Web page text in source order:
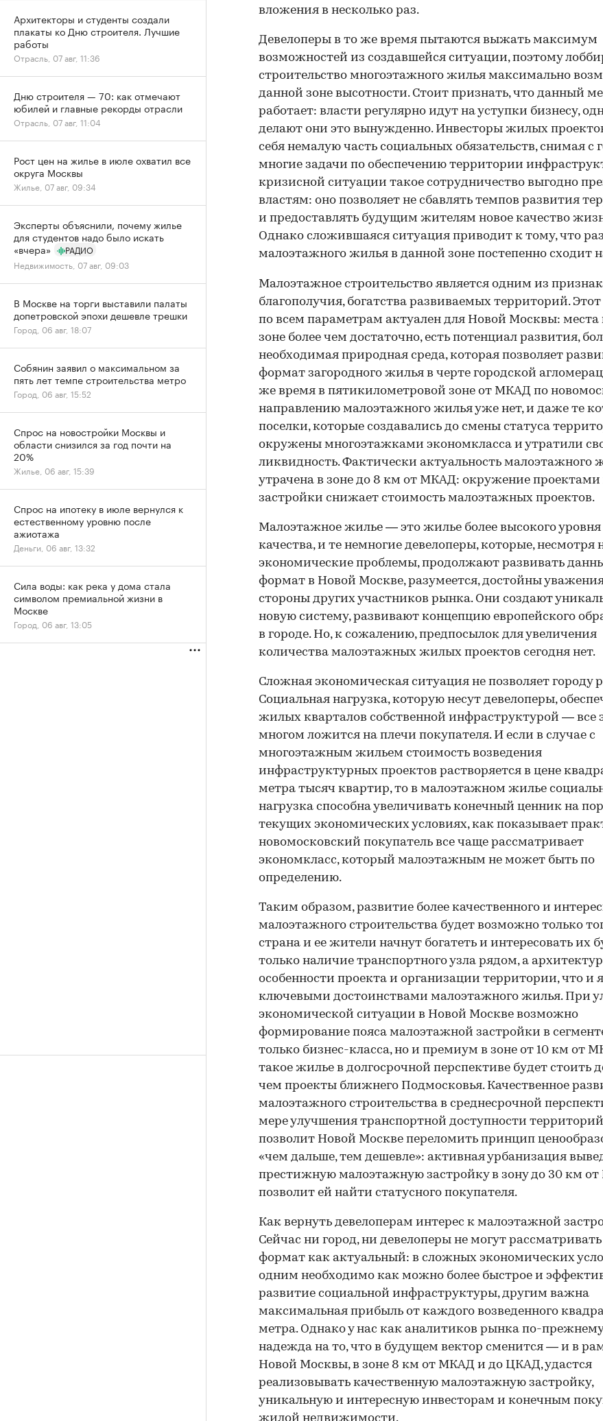
вложения в несколько раз.
Девелоперы в то же время пытаются выжать максимум
возможностей из создавшейся ситуации, поэтому
строительство многоэтажного жилья максимально
данной зоне высотности. Стоит признать, что данный
работает: власти регулярно идут на уступки бизнесу,
делают они это вынужденно. Инвесторы жилых
себя немалую часть социальных обязательств, снимая с
многие задачи по обеспечению территории
кризисной ситуации такое сотрудничество выгодно
властям: оно позволяет не сбавлять темпов развития
и предоставлять будущим жителям новое качество
Однако сложившаяся ситуация приводит к тому, что
малоэтажного жилья в данной зоне постепенно сходит
Малоэтажное строительство является одним из
благополучия, богатства развиваемых территорий.
по всем параметрам актуален для Новой Москвы: места
зоне более чем достаточно, есть потенциал развития,
необходимая природная среда, которая позволяет
формат загородного жилья в черте городской
же время в пятикилометровой зоне от МКАД по
направлению малоэтажного жилья уже нет, и даже те
поселки, которые создавались до смены статуса
окружены многоэтажками экономкласса и утратили
ликвидность. Фактически актуальность малоэтажного
утрачена в зоне до 8 км от МКАД: окружение
застройки снижает стоимость малоэтажных проектов.
Малоэтажное жилье — это жилье более высокого уровня
качества, и те немногие девелоперы, которые, несмотря
экономические проблемы, продолжают развивать
формат в Новой Москве, разумеется, достойны
стороны других участников рынка. Они создают
новую систему, развивают концепцию европейского
в городе. Но, к сожалению, предпосылок для увеличения
количества малоэтажных жилых проектов сегодня нет.
Сложная экономическая ситуация не позволяет городу
Социальная нагрузка, которую несут девелоперы,
жилых кварталов собственной инфраструктурой — все
многом ложится на плечи покупателя. И если в случае с
многоэтажным жильем стоимость возведения
инфраструктурных проектов растворяется в цене
метра тысяч квартир, то в малоэтажном жилье
нагрузка способна увеличивать конечный ценник на
текущих экономических условиях, как показывает
новомосковский покупатель все чаще рассматривает
экономкласс, который малоэтажным не может быть по
определению.
Таким образом, развитие более качественного и
малоэтажного строительства будет возможно только
страна и ее жители начнут богатеть и интересовать их
только наличие транспортного узла рядом, а
особенности проекта и организации территории, что и
ключевыми достоинствами малоэтажного жилья. При
экономической ситуации в Новой Москве возможно
формирование пояса малоэтажной застройки в
только бизнес-класса, но и премиум в зоне от 10 км от
такое жилье в долгосрочной перспективе будет стоить
чем проекты ближнего Подмосковья. Качественное
малоэтажного строительства в среднесрочной
мере улучшения транспортной доступности
позволит Новой Москве переломить принцип
«чем дальше, тем дешевле»: активная урбанизация
престижную малоэтажную застройку в зону до 30 км
позволит ей найти статусного покупателя.
Как вернуть девелоперам интерес к малоэтажной
Сейчас ни город, ни девелоперы не могут
формат как актуальный: в сложных экономических
одним необходимо как можно более быстрое и
развитие социальной инфраструктуры, другим важна
максимальная прибыль от каждого возведенного
метра. Однако у нас как аналитиков рынка по-прежнему
надежда на то, что в будущем вектор сменится — и в
Новой Москвы, в зоне 8 км от МКАД и до ЦКАД, удастся
реализовывать качественную малоэтажную застройку,
уникальную и интересную инвесторам и конечным
Архитекторы и студенты создали
плакаты ко Дню строителя. Лучшие
работы
Отрасль, 07 авг, 11:36
Дню строителя — 70: как отмечают
юбилей и главные рекорды отрасли
Отрасль, 07 авг, 11:04
Рост цен на жилье в июле охватил все
округа Москвы
Жилье, 07 авг, 09:34
Эксперты объяснили, почему жилье
для студентов надо было искать
«вчера»
РАДИО
Недвижимость, 07 авг, 09:03
В Москве на торги выставили палаты
допетровской эпохи дешевле трешки
Город, 06 авг, 18:07
Собянин заявил о максимальном за
пять лет темпе строительства метро
Город, 06 авг, 15:52
Спрос на новостройки Москвы и
области снизился за год почти на
20%
Жилье, 06 авг, 15:39
Спрос на ипотеку в июле вернулся к
естественному уровню после
ажиотажа
Деньги, 06 авг, 13:32
Сила воды: как река у дома стала
символом премиальной жизни в
Москве
Город, 06 авг, 13:05